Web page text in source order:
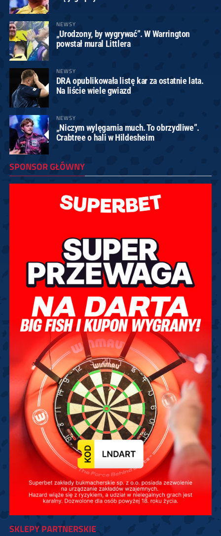
NEWSY
„Urodzony, by wygrywać”. W Warrington
powstał mural Littlera
NEWSY
DRA opublikowała listę kar za ostatnie lata.
Na liście wiele gwiazd
NEWSY
„Niczym wylęgarnia much. To obrzydliwe”.
Crabtree o hali w Hildesheim
SPONSOR GŁÓWNY
SKLEPY PARTNERSKIE